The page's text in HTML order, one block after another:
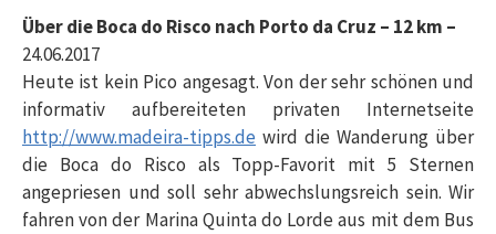
Über die Boca do Risco nach Porto da Cruz – 12 km –
24.06.2017
Heute ist kein Pico angesagt. Von der sehr schönen und
informativ aufbereiteten privaten Internetseite
http://www.madeira-tipps.de wird die Wanderung über
die Boca do Risco als Topp-Favorit mit 5 Sternen
angepriesen und soll sehr abwechslungsreich sein. Wir
fahren von der Marina Quinta do Lorde aus mit dem Bus